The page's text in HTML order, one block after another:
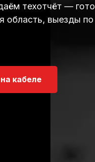
техотчёт —
область, выезды
кабеле